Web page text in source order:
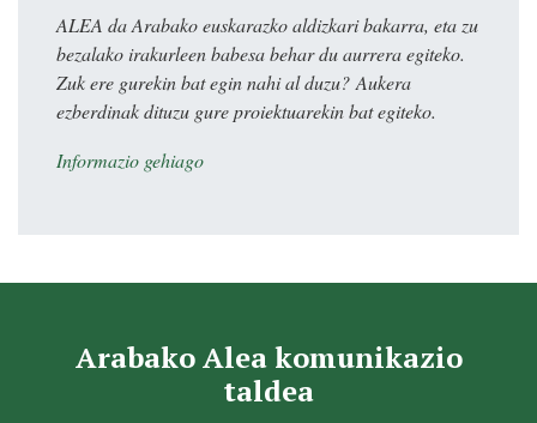
ALEA da Arabako euskarazko aldizkari bakarra, eta zu
bezalako irakurleen babesa behar du aurrera egiteko.
Zuk ere gurekin bat egin nahi al duzu? Aukera
ezberdinak dituzu gure proiektuarekin bat egiteko.
Informazio gehiago
Arabako Alea komunikazio
taldea